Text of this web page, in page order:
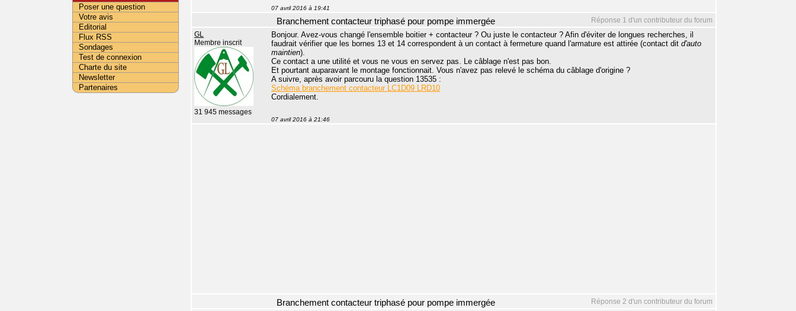
07 avril 2016 à 19:41
Réponse 1 d'un contributeur du forum
Branchement contacteur triphasé pour pompe immergée
GL
Membre inscrit
31 945 messages
Bonjour. Avez-vous changé l'ensemble boitier + contacteur ? Ou juste le contacteur ? Afin d'éviter de longues recherches, il
faudrait vérifier que les bornes 13 et 14 correspondent à un contact à fermeture quand l'armature est attirée (contact dit d'auto
maintien).
Ce contact a une utilité et vous ne vous en servez pas. Le câblage n'est pas bon.
Et pourtant auparavant le montage fonctionnait. Vous n'avez pas relevé le schéma du câblage d'origine ?
A suivre, après avoir parcouru la question 13535 :
Schéma branchement contacteur LC1D09 LRD10
Cordialement.
07 avril 2016 à 21:46
Réponse 2 d'un contributeur du forum
Branchement contacteur triphasé pour pompe immergée
Poser une question
Votre avis
Editorial
Flux RSS
Sondages
Test de connexion
Charte du site
Newsletter
Partenaires